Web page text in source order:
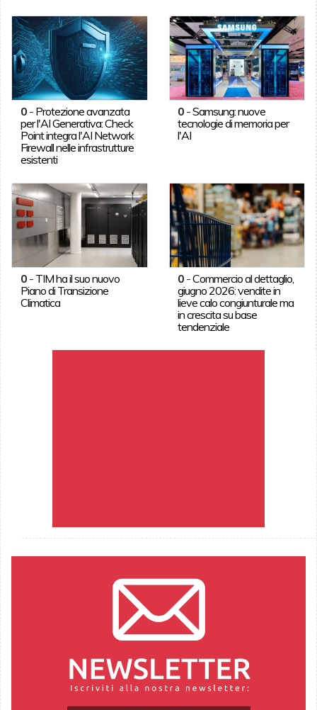
0- Protezione avanzata
per l'AI Generativa: Check
Point integra l'AI Network
Firewall nelle infrastrutture
esistenti
0 -Samsung: nuove
tecnologie di memoria per
l'AI
0- TIM ha il suo nuovo
Piano di Transizione
Climatica
0 -Commercio al dettaglio,
giugno 2026: vendite in
lieve calo congiunturale ma
in crescita su base
tendenziale